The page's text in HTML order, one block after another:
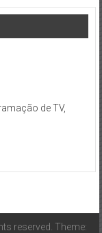
de TV,
reserved. Theme: